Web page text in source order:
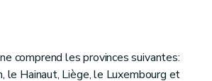
comprend les provinces suivantes:
le Hainaut, Liège, le Luxembourg et